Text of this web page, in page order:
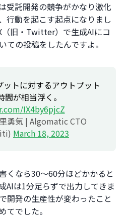
受託開発の競争がかなり激化
行動を起こす起点になりまし
（旧・Twitter）で生成AIにコ
ての投稿をしたんですよ。
トに対するアウトプット
間が相当浮く。
IX4by6pjcZ
勇気 | Algomatic CTO
March 18, 2023
くなら30〜60分ほどかかると
AIは1分足らずで出力してきま
開発の生産性が変わったこと
てでした。